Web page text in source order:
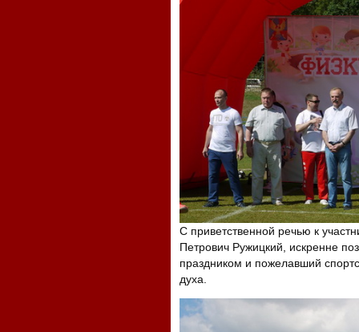
С приветственной речью к
Петрович Ружицкий, искренне
праздником и пожелавший
духа.